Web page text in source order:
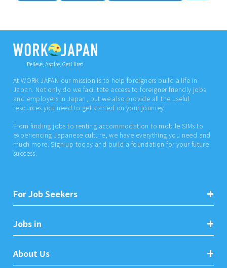
Believe, Aspire, Get Hired
At WORK JAPAN our mission is to help foreigners build a life in
Japan. Not only do we facilitate access to foreigner friendly jobs
and employers in Japan, but we also provide all the useful
resources you need to get started on your journey.
From finding jobs to renting accommodation to mobile SIMs to
experiencing Japanese culture, we have everything you need and
much more. Sign up today and build a foundation for your future
success.
For Job Seekers
Jobs in
About Us